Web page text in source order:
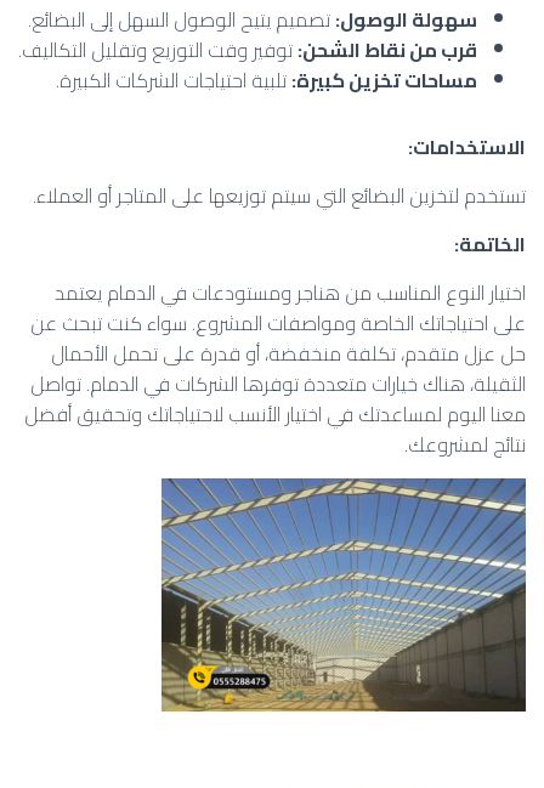
سهولة الوصول:تصميم يتيح الوصول السهل إلى البضائع.
قرب من نقاط الشحن:توفير وقت التوزيع وتقليل التكاليف.
مساحات تخزين كبيرة:تلبية احتياجات الشركات الكبيرة.
الاستخدامات:
تستخدم لتخزين البضائع التي سيتم توزيعها على المتاجر أو العملاء.
الخاتمة:
اختيار النوع المناسب من هناجر ومستودعات في الدمام يعتمد
على احتياجاتك الخاصة ومواصفات المشروع. سواء كنت تبحث عن
حل عزل متقدم، تكلفة منخفضة، أو قدرة على تحمل الأحمال
الثقيلة، هناك خيارات متعددة توفرها الشركات في الدمام. تواصل
معنا اليوم لمساعدتك في اختيار الأنسب لاحتياجاتك وتحقيق أفضل
نتائج لمشروعك.